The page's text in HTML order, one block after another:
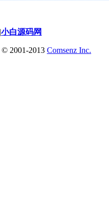
小白源码网
© 2001-2013 Comsenz Inc.